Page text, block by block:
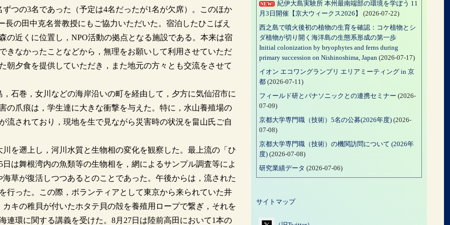
の3名であった（予定は4名だったが1名が欠席）。このほか
の田中克名誉教授にもご協力いただいた。宿泊したひこばえ
近くに位置し，NPO活動の拠点となる施設である。本来は宿
きなかったことなどから，無理をお願いして利用させていただ
朝夕食を提供していただき，また地元の方々とも交流をさせて
石巻，女川などの海岸沿いの町を経由して，夕方に気仙沼市に
の爪痕は，学生達に大きな衝撃を与えた。特に，水山養殖場の
流されており，現地を生で見ながら災害時の状況を畠山氏ご自
を遡上し，河川水質と生物相の変化を観察した。最上流の「ひ
は舞根湾内の魚類等の生物相を，網によるサンプル調査等によ
草が復活しつつあるとのことであった。午後からは，流された
行った。この際，ボランティアとして東京から来られていた井
キの稚貝が付いたホタテ貝の殻を養殖用ロープで繋ぎ，それを
環に関する講義を受けた。8月27日は陸前高田において1本の
NEW!
紀伊大島実験所 本州最南端部の環境を学ぼう 11
月3日開催【京大ウィークス2026】
(2026-07-22)
西之島で噴火後初の植物の生育を確認：コケ植物とシ
ダ植物が切り開く海洋島の生態系形成の第一歩
Initial colonization by bryophytes and ferns during
primary succession on Nishinoshima, Japan (2026-07-17)
イオン エコワングランプリ エリアミーティング in 京
都(2026-07-11)
フィールド研とパナソニックとの連携セミナー (2026-
07-09)
京都大学専門職（技術）5名の公募(2026年度)(2026-
07-08)
京都大学専門職（技術）の機関訪問について (2026年
度)(2026-07-08)
研究業績データ (2026-07-06)
サイトマップ